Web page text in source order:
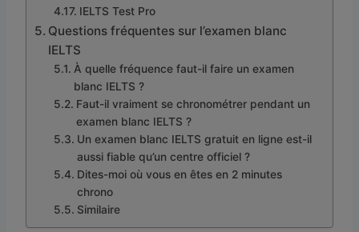
IELTS Test Pro
Questions fréquentes sur l’examen blanc
IELTS
À quelle fréquence faut-il faire un examen
blanc IELTS ?
Faut-il vraiment se chronométrer pendant un
examen blanc IELTS ?
Un examen blanc IELTS gratuit en ligne est-il
aussi fiable qu’un centre officiel ?
Dites-moi où vous en êtes en 2 minutes
chrono
Similaire